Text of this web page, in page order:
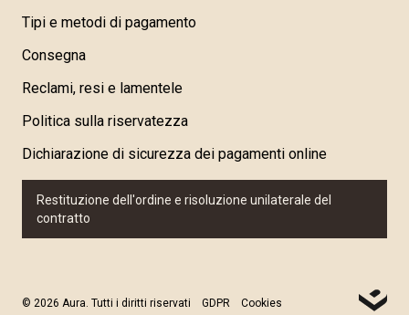
Tipi e metodi di pagamento
Consegna
Reclami, resi e lamentele
Politica sulla riservatezza
Dichiarazione di sicurezza dei pagamenti online
Restituzione dell'ordine e risoluzione unilaterale del
contratto
© 2026 Aura. Tutti i diritti riservati GDPR Cookies